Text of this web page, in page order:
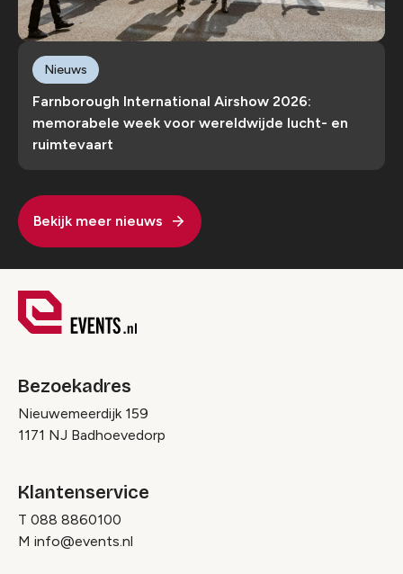
Farnborough International Airshow 2026:
memorabele week voor wereldwijde lucht- en
ruimtevaart
Nieuws
Bekijk meer nieuws
Bezoekadres
Nieuwemeerdijk 159
1171 NJ Badhoevedorp
Klantenservice
T 088 8860100
M info@events.nl